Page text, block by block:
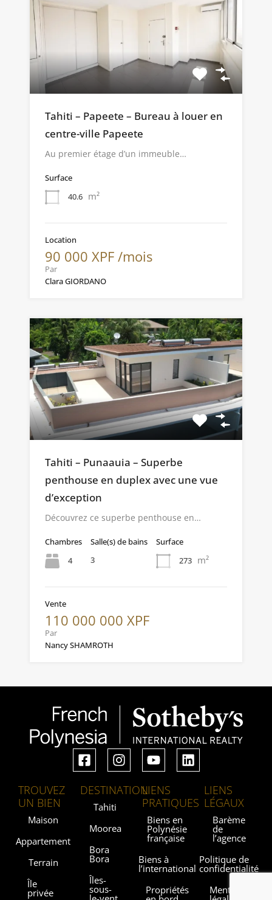
Tahiti – Papeete – Bureau à louer en
centre-ville Papeete
Au premier étage d’un immeuble…
Surface
40.6 m²
Location
90 000 XPF /mois
Par
Clara GIORDANO
Tahiti – Punaauia – Superbe
penthouse en duplex avec une vue
d’exception
Découvrez ce superbe penthouse en…
Chambres
4
Salle(s) de bains
3
Surface
273 m²
Vente
110 000 000 XPF
Par
Nancy SHAMROTH
TROUVEZ
UN BIEN
Maison
Appartement
Terrain
Île
privée
DESTINATION
Tahiti
Moorea
Bora
Bora
Îles-
sous-
LIENS
PRATIQUES
Biens en
Polynésie
française
Biens à
l’international
Propriétés
LIENS
LÉGAUX
Barème
de
l’agence
Politique de
confidentialité
Mentions